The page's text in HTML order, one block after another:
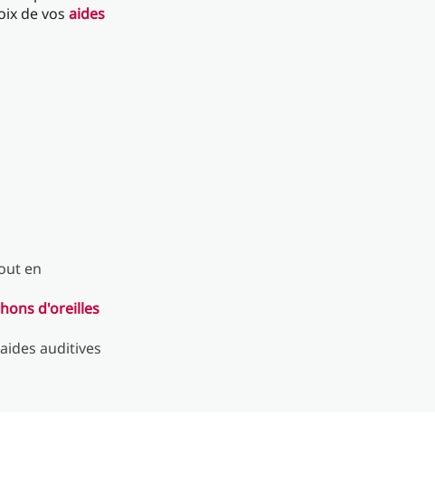
de vos aides
en
d'oreilles
auditives